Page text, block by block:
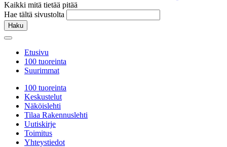
Kaikki mitä tietää pitää
Hae tältä sivustolta
Haku
Etusivu
100 tuoreinta
Suurimmat
100 tuoreinta
Keskustelut
Näköislehti
Tilaa Rakennuslehti
Uutiskirje
Toimitus
Yhteystiedot